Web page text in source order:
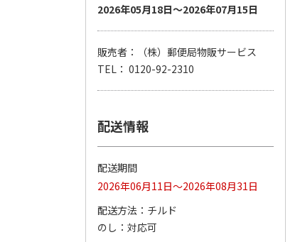
【グリーティング切
2026年05月18日～2026年07月15日
販売者：（株）郵便局物販サービス
TEL： 0120-92-2310
配送情報
配送期間
2026年06月11日～2026年08月31日
配送方法
チルド
のし
対応可